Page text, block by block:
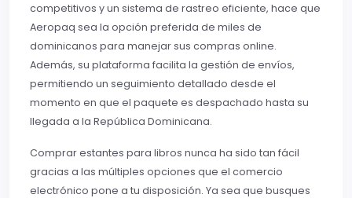
competitivos y un sistema de rastreo eficiente, hace que
Aeropaq sea la opción preferida de miles de
dominicanos para manejar sus compras online.
Además, su plataforma facilita la gestión de envíos,
permitiendo un seguimiento detallado desde el
momento en que el paquete es despachado hasta su
llegada a la República Dominicana.
Comprar estantes para libros nunca ha sido tan fácil
gracias a las múltiples opciones que el comercio
electrónico pone a tu disposición. Ya sea que busques